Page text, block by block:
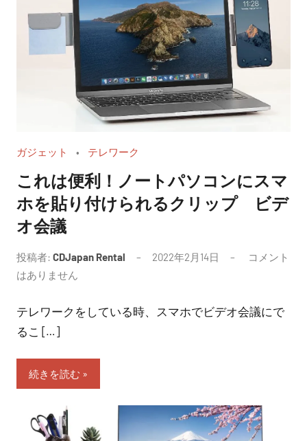
ガジェット テレワーク
これは便利！ノートパソコンにスマ
ホを貼り付けられるクリップ ビデ
オ会議
投稿者: CDJapan Rental 2022年2月14日
コメント
はありません
テレワークをしている時、スマホでビデオ会議にで
るこ […]
続きを読む